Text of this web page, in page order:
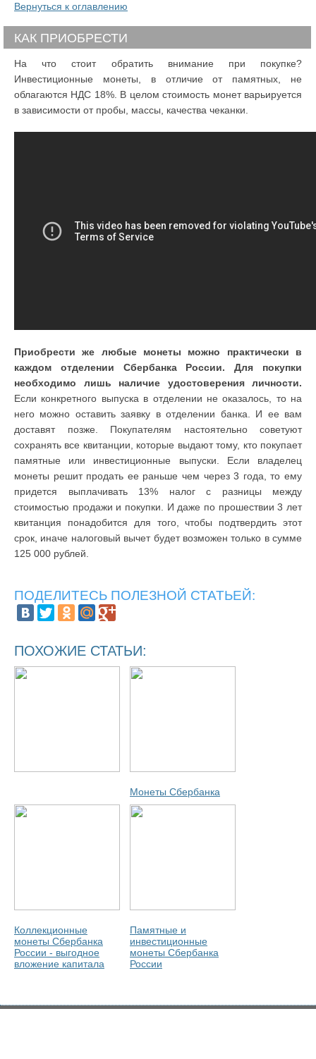
Вернуться к оглавлению
КАК ПРИОБРЕСТИ
На что стоит обратить внимание при покупке?
Инвестиционные монеты, в отличие от памятных, не
облагаются НДС 18%. В целом стоимость монет варьируется
в зависимости от пробы, массы, качества чеканки.
Приобрести же любые монеты можно практически в
каждом отделении Сбербанка России. Для покупки
необходимо лишь наличие удостоверения личности.
Если конкретного выпуска в отделении не оказалось, то на
него можно оставить заявку в отделении банка. И ее вам
доставят позже. Покупателям настоятельно советуют
сохранять все квитанции, которые выдают тому, кто покупает
памятные или инвестиционные выпуски. Если владелец
монеты решит продать ее раньше чем через 3 года, то ему
придется выплачивать 13% налог с разницы между
стоимостью продажи и покупки. И даже по прошествии 3 лет
квитанция понадобится для того, чтобы подтвердить этот
срок, иначе налоговый вычет будет возможен только в сумме
125 000 рублей.
ПОДЕЛИТЕСЬ ПОЛЕЗНОЙ СТАТЬЕЙ:
ПОХОЖИЕ СТАТЬИ:
Монеты Сбербанка
Коллекционные
монеты Сбербанка
России - выгодное
вложение капитала
Памятные и
инвестиционные
монеты Сбербанка
России